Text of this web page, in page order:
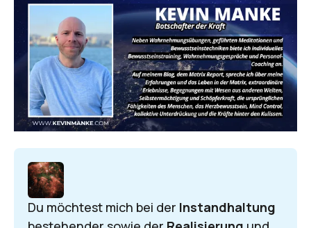
Du möchtest mich bei der